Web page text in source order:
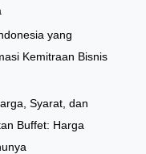
yang
Kemitraan Bisnis
Syarat, dan
Buffet: Harga